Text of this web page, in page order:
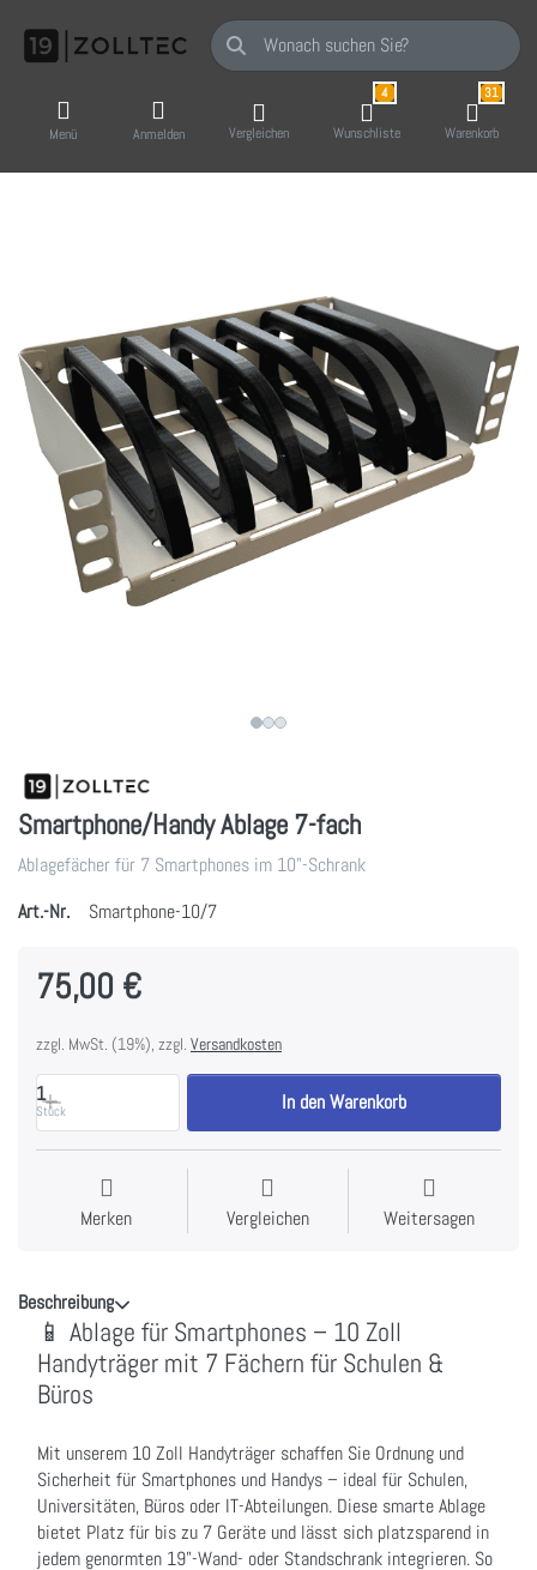
Geben Sie einen Suchbegriff ein. Während
Menü Anmelden Vergleichen
4
Wunschliste
31
Warenkorb
Smartphone/Handy Ablage 7-fach
Ablagefächer für 7 Smartphones im 10"-Schrank
Art.-Nr.
Smartphone-10/7
75,00 €
zzgl. MwSt. (19%), zzgl. Versandkosten
1
Stück In den Warenkorb
Merken Vergleichen Weitersagen
Beschreibung
📱 Ablage für Smartphones – 10 Zoll
Handyträger mit 7 Fächern für Schulen &
Büros
Mit unserem 10 Zoll Handyträger schaffen Sie Ordnung und
Sicherheit für Smartphones und Handys – ideal für Schulen,
Universitäten, Büros oder IT-Abteilungen. Diese smarte Ablage
bietet Platz für bis zu 7 Geräte und lässt sich platzsparend in
jedem genormten 19"-Wand- oder Standschrank integrieren. So